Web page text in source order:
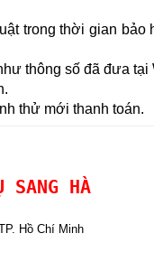
trong thời gian bảo
thông số đã đưa tại
thử mới thanh toán.
SANG HÀ
Hồ Chí Minh